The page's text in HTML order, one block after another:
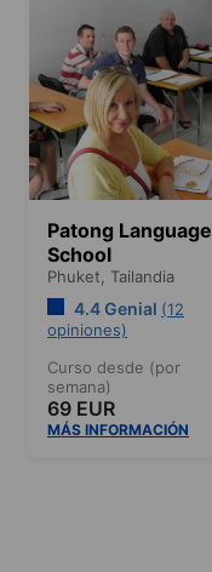
Patong Language
School
Phuket, Tailandia
4.4 Genial (12
opiniones)
Curso desde (por
semana)
69 EUR
MÁS INFORMACIÓN